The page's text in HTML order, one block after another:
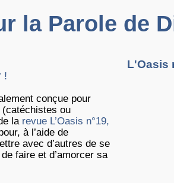
la Parole de
!
conçue pour
(catéchistes ou
la revue L’Oasis n°19,
à l’aide de
avec d’autres de se
faire et d’amorcer sa
L'Oasis